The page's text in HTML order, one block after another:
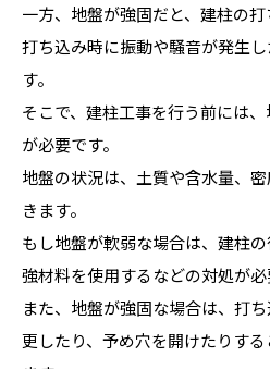
一方、地盤が強固だと、建柱の打
打ち込み時に振動や騒音が発生
す。
そこで、建柱工事を行う前には
が必要です。
地盤の状況は、土質や含水量、
きます。
もし地盤が軟弱な場合は、建柱
強材料を使用するなどの対処が必
また、地盤が強固な場合は、打
更したり、予め穴を開けたりす